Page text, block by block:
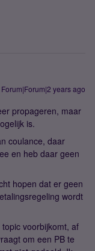
Forum|Forum|2 years ago
propageren, maar
is.
coulance, daar
en heb daar geen
hopen dat er geen
wordt
voorbijkomt, af
om een PB te